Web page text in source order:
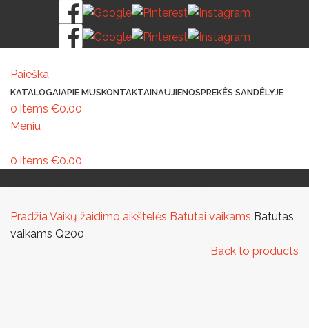
Paieška
KATALOGAIAPIE MUSKONTAKTAINAUJIENOSPREKĖS SANDĖLYJE
0 items €0.00
Meniu
0 items €0.00
VAIKŲ ŽAIDIMO AIKŠTELĖSLAUKO ŠVIESTUVAI
PradžiaVaikų žaidimo aikštelės Batutai vaikams Batutas
vaikams Q200
Back to products